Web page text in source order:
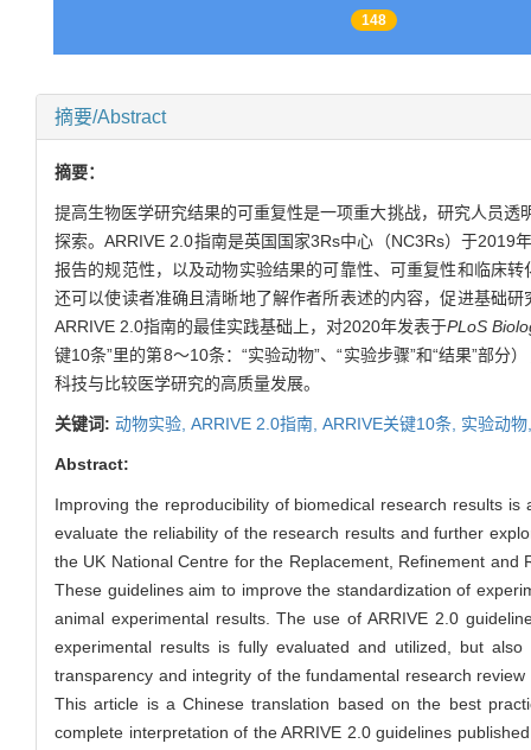
148
摘要/Abstract
摘要：
提高生物医学研究结果的可重复性是一项重大挑战，研究人员
探索。ARRIVE 2.0指南是英国国家3Rs中心（NC3Rs）于2019
报告的规范性，以及动物实验结果的可靠性、可重复性和临床
还可以使读者准确且清晰地了解作者所表述的内容，促进基础
ARRIVE 2.0指南的最佳实践基础上，对2020年发表于PLoS
键10条”里的第8～10条：“实验动物”、“实验步骤”和“结果”部
科技与比较医学研究的高质量发展。
关键词: 动物实验, ARRIVE 2.0指南, ARRIVE关键10条, 实验动
Abstract:
Improving the reproducibility of biomedical research results
evaluate the reliability of the research results and further
the UK National Centre for the Replacement, Refinement
These guidelines aim to improve the standardization of
animal experimental results. The use of ARRIVE 2.0
experimental results is fully evaluated and utilized, but
transparency and integrity of the fundamental research
This article is a Chinese translation based on the best
complete interpretation of the ARRIVE 2.0 guidelines